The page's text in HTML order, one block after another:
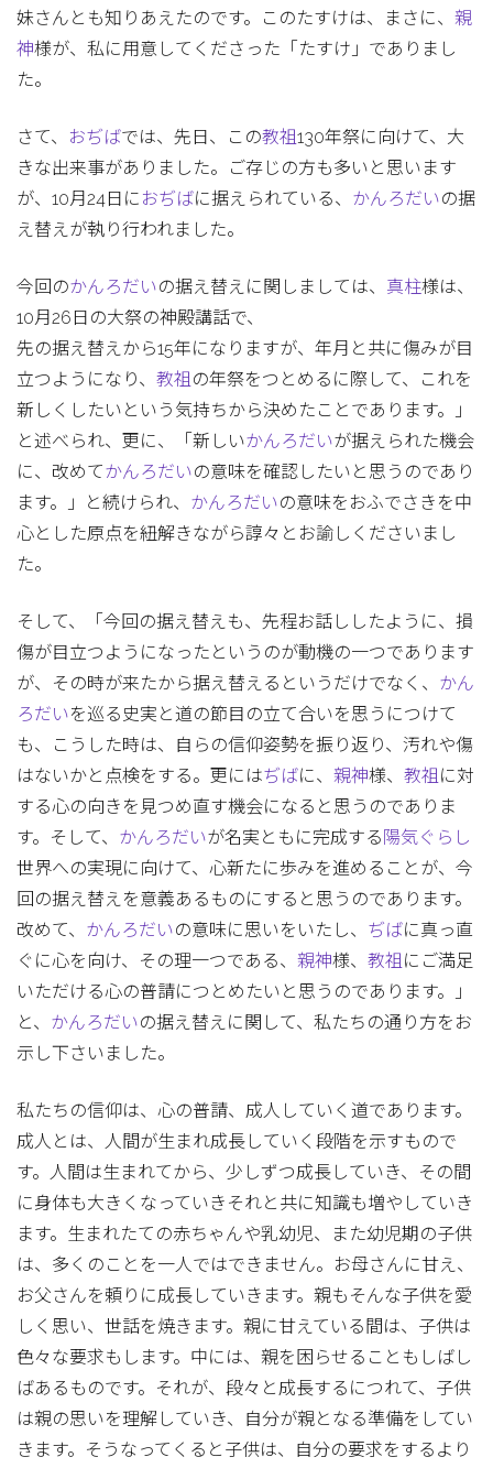
妹さんとも知りあえたのです。このたすけは、まさに、 親
神様が、私に用意してくださった「たすけ」でありまし
た。
さて、 おぢばでは、先日、この教祖130年祭に向けて、大
きな出来事がありました。ご存じの方も多いと思います
が、10月24日に おぢばに据えられている、 かんろだいの据
え替えが執り行われました。
今回のかんろだいの据え替えに関しましては、 真柱様は、
10月26日の大祭の神殿講話で、
先の据え替えから15年になりますが、年月と共に傷みが目
立つようになり、 教祖 の年祭をつとめるに際して、これを
新しくしたいという気持ちから決めたことであります。」
と述べられ、更に、「新しいかんろだいが据えられた機会
に、改めてかんろだいの意味を確認したいと思うのであり
ます。」と続けられ、 かんろだいの意味をおふでさきを中
心とした原点を紐解きながら諄々とお諭しくださいまし
た。
そして、「今回の据え替えも、先程お話ししたように、損
傷が目立つようになったというのが動機の一つであります
が、その時が来たから据え替えるというだけでなく、 かん
ろだいを巡る史実と道の節目の立て合いを思うにつけて
も、こうした時は、自らの信仰姿勢を振り返り、汚れや傷
はないかと点検をする。更にはぢばに、 親神様、 教祖 に対
する心の向きを見つめ直す機会になると思うのでありま
す。そして、 かんろだいが名実ともに完成する 陽気ぐらし
世界への実現に向けて、心新たに歩みを進めることが、今
回の据え替えを意義あるものにすると思うのであります。
改めて、 かんろだいの意味に思いをいたし、 ぢばに真っ直
ぐに心を向け、その理一つである、 親神様、 教祖 にご満足
いただける心の普請につとめたいと思うのであります。」
と、 かんろだいの据え替えに関して、私たちの通り方をお
示し下さいました。
私たちの信仰は、心の普請、成人していく道であります。
成人とは、人間が生まれ成長していく段階を示すもので
す。人間は生まれてから、少しずつ成長していき、その間
に身体も大きくなっていきそれと共に知識も増やしていき
ます。生まれたての赤ちゃんや乳幼児、また幼児期の子供
は、多くのことを一人ではできません。お母さんに甘え、
お父さんを頼りに成長していきます。親もそんな子供を愛
しく思い、世話を焼きます。親に甘えている間は、子供は
色々な要求もします。中には、親を困らせることもしばし
ばあるものです。それが、段々と成長するにつれて、子供
は親の思いを理解していき、自分が親となる準備をしてい
きます。そうなってくると子供は、自分の要求をするより